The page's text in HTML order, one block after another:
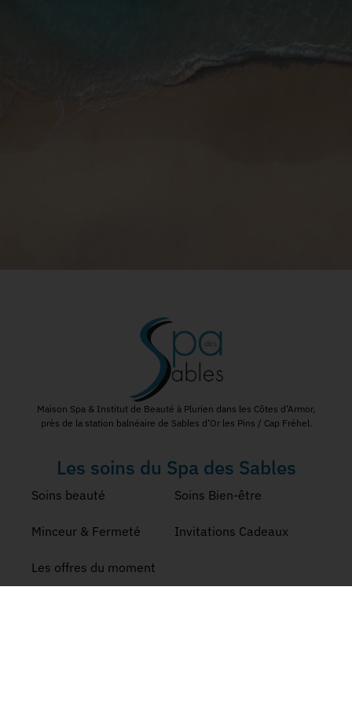
Maison Spa & Institut de Beauté à Plurien dans les Côtes d’Armor,
près de la station balnéaire de Sables d’Or les Pins / Cap Fréhel.
Les soins du Spa des Sables
Soins beauté Soins Bien-être
Minceur & Fermeté Invitations Cadeaux
Les offres du moment